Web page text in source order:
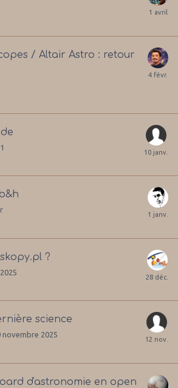
/ Altair Astro : retour
?
science
novembre 2025
d'astronomie en open